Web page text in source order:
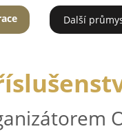
Další